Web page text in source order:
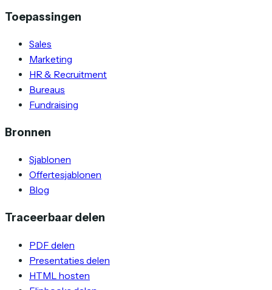
Toepassingen
Sales
Marketing
HR & Recruitment
Bureaus
Fundraising
Bronnen
Sjablonen
Offertesjablonen
Blog
Traceerbaar delen
PDF delen
Presentaties delen
HTML hosten